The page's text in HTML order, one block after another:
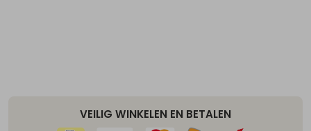
VEILIG WINKELEN EN BETALEN